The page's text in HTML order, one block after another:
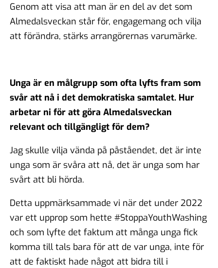
Genom att visa att man är en del av det som
Almedalsveckan står för, engagemang och vilja
att förändra, stärks arrangörernas varumärke.
Unga är en målgrupp som ofta lyfts fram som
svår att nå i det demokratiska samtalet. Hur
arbetar ni för att göra Almedalsveckan
relevant och tillgängligt för dem?
Jag skulle vilja vända på påståendet, det är inte
unga som är svåra att nå, det är unga som har
svårt att bli hörda.
Detta uppmärksammade vi när det under 2022
var ett upprop som hette #StoppaYouthWashing
och som lyfte det faktum att många unga fick
komma till tals bara för att de var unga, inte för
att de faktiskt hade något att bidra till i